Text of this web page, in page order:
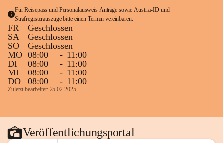
Für Reisepass und Personalausweis Anträge sowie Austria-ID und
Strafregisterauszüge bitte einen Termin vereinbaren.
FR
Geschlossen
SA
Geschlossen
SO
Geschlossen
MO 08:00 - 11:00
DI
08:00 - 11:00
MI
08:00 - 11:00
DO
08:00 - 11:00
Zuletzt bearbeitet: 25.02.2025
Veröffentlichungsportal